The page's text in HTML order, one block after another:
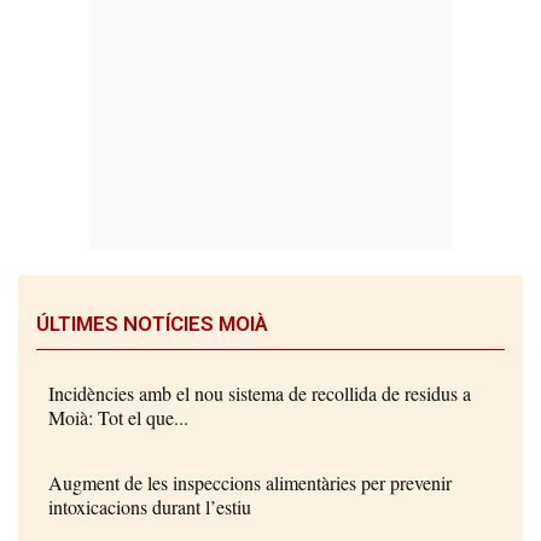
ÚLTIMES NOTÍCIES MOIÀ
Incidències amb el nou sistema de recollida de residus a
Moià: Tot el que...
Augment de les inspeccions alimentàries per prevenir
intoxicacions durant l’estiu